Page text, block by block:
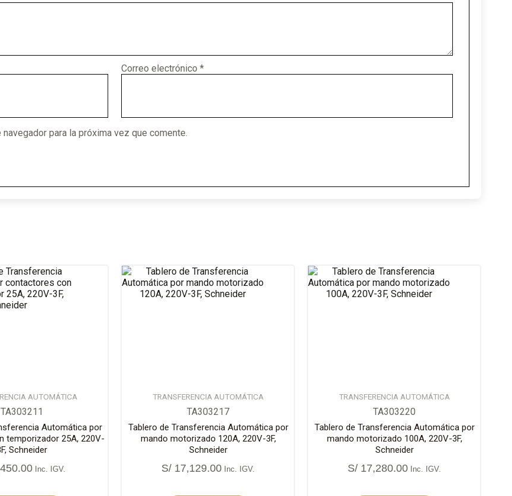
Correo electrónico*
para la próxima vez que comente.
AUTOMÁTICA
TA303211
Automática por
temporizador 25A, 220V-
Schneider
TRANSFERENCIA AUTOMÁTICA
TA303217
Tablero de Transferencia Automática por
mando motorizado 120A, 220V-3F,
Schneider
S/17,129.00
TRANSFERENCIA AUTOMÁTICA
TA303220
Tablero de Transferencia Automática por
mando motorizado 100A, 220V-3F,
Schneider
S/17,280.00